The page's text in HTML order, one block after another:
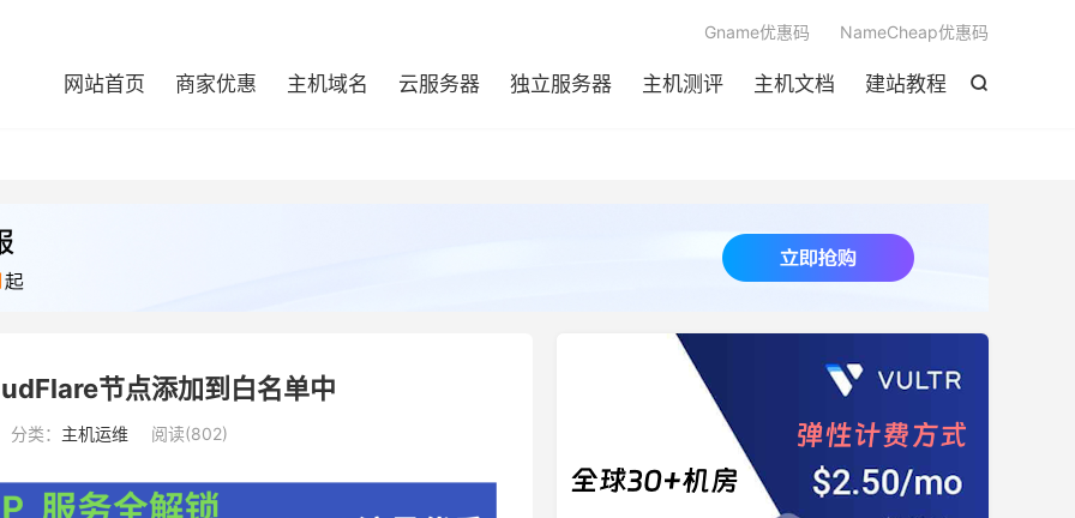

网站首页 商家优惠 主机域名 云服务器 独立服务器 主机测评 主机文档 建站教程
Gname优惠码 NameCheap优惠码
节点添加到白名单中
分类： 主机运维 阅读(802)